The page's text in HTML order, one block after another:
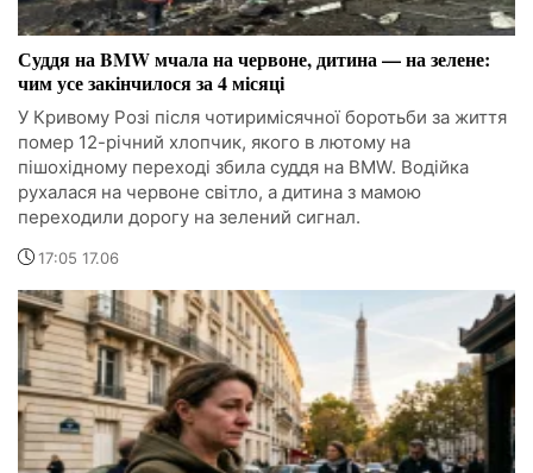
Суддя на BMW мчала на червоне, дитина — на зелене:
чим усе закінчилося за 4 місяці
У Кривому Розі після чотиримісячної боротьби за життя
помер 12-річний хлопчик, якого в лютому на
пішохідному переході збила суддя на BMW. Водійка
рухалася на червоне світло, а дитина з мамою
переходили дорогу на зелений сигнал.
17:05 17.06